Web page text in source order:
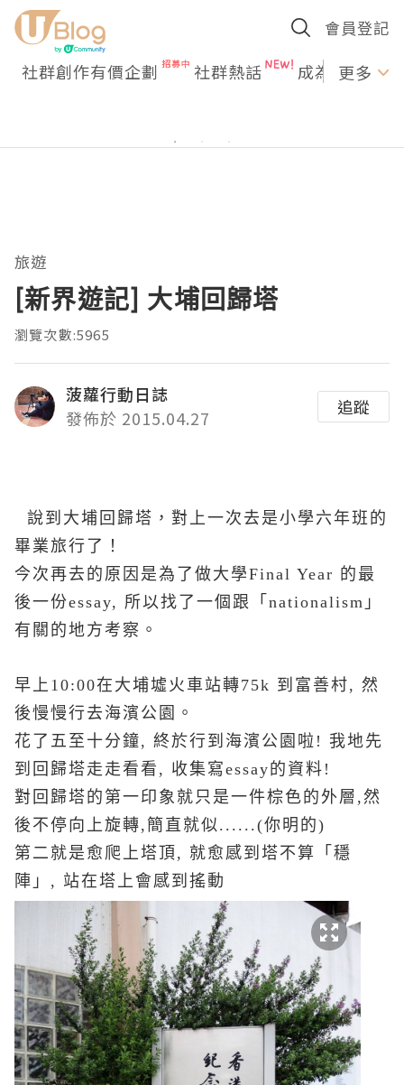
會員登記
社群創作有價企劃 社群熱話 成為U更多
旅遊
[新界遊記] 大埔回歸塔
瀏覽次數:5965
菠蘿行動日誌
發佈於 2015.04.27
追蹤
說到大埔回歸塔，對上一次去是小學六年班的
畢業旅行了！
今次再去的原因是為了做大學Final Year 的最
後一份essay, 所以找了一個跟「nationalism」
有關的地方考察。
早上10:00在大埔墟火車站轉75k 到富善村, 然
後慢慢行去海濱公園。
花了五至十分鐘, 終於行到海濱公園啦! 我地先
到回歸塔走走看看, 收集寫essay的資料!
對回歸塔的第一印象就只是一件棕色的外層,然
後不停向上旋轉,簡直就似......(你明的)
第二就是愈爬上塔頂, 就愈感到塔不算「穩
陣」, 站在塔上會感到搖動